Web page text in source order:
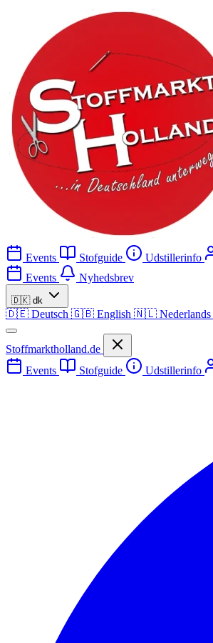
Events Stofguide Udstillerinfo
Events
Nyhedsbrev
🇩🇰 dk
🇩🇪 Deutsch 🇬🇧 English 🇳🇱 Nederlands
Stoffmarktholland.de
Events
Stofguide Udstillerinfo